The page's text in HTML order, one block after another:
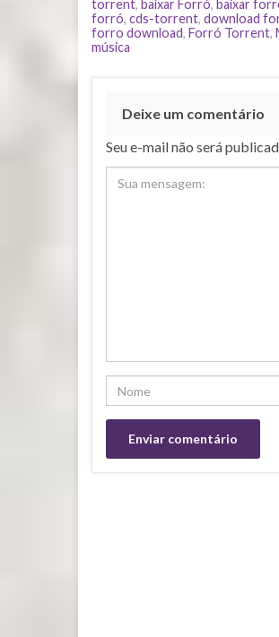
torrent, baixar Forró, baixar
forró, cds-torrent, download
forro download, Forró Torrent,
música
Deixe um comentário
Seu e-mail não será